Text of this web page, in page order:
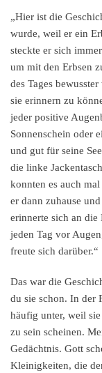
„Hier ist die
wurde, weil er ein
steckte er sich
um mit den Erbsen
des Tages
sie erinnern zu
jeder positive
Sonnenschein oder
und gut für seine
die linke
konnten es auch
er dann zuhause
erinnerte sich an die
jeden Tag vor
freute sich darüber.“
Das war die
du sie schon. In der
häufig unter, weil
zu sein scheinen.
Gedächtnis. Gott
Kleinigkeiten, die